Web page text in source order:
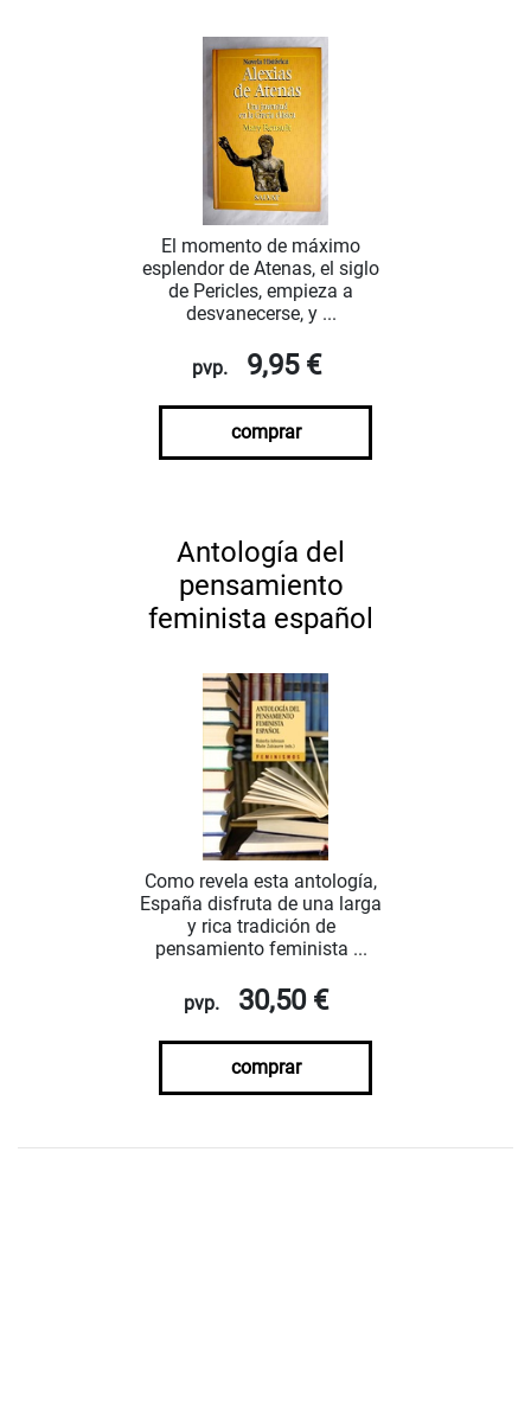
El momento de máximo
esplendor de Atenas, el siglo
de Pericles, empieza a
desvanecerse, y ...
pvp. 9,95 €
comprar
Antología del
pensamiento
feminista español
Como revela esta antología,
España disfruta de una larga
y rica tradición de
pensamiento feminista ...
pvp. 30,50 €
comprar